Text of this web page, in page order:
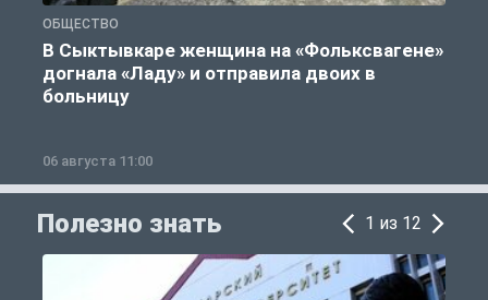
ОБЩЕСТВО
В Сыктывкаре женщина на «Фольксвагене»
догнала «Ладу» и отправила двоих в
больницу
06 августа 11:00
Полезно знать 1 из 12